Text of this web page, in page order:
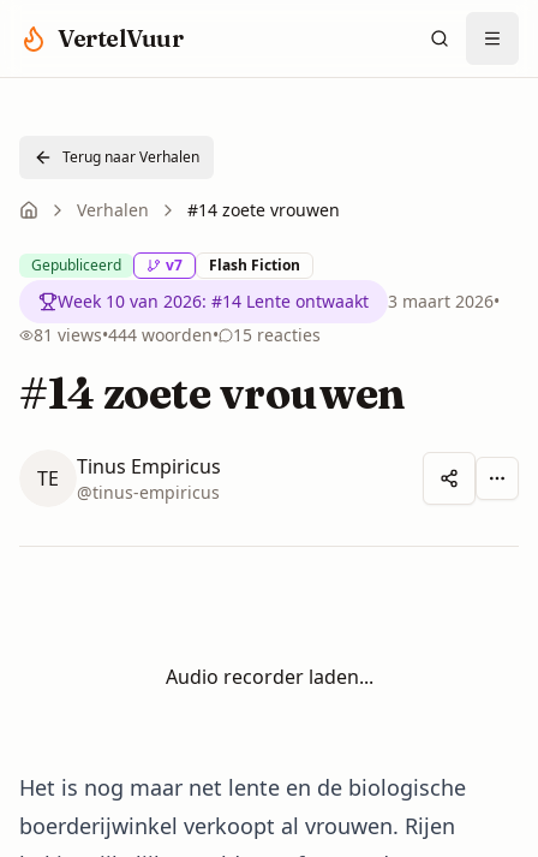
VertelVuur
Terug naar Verhalen
Verhalen #14 zoete vrouwen
Gepubliceerd v7 Flash Fiction
Week 10 van 2026: #14 Lente ontwaakt 3 maart 2026•
81 views•444 woorden• 15 reacties
#14 zoete vrouwen
TE Tinus Empiricus
@tinus-empiricus
Audio recorder laden...
Het is nog maar net lente en de biologische
boerderijwinkel verkoopt al vrouwen. Rijen